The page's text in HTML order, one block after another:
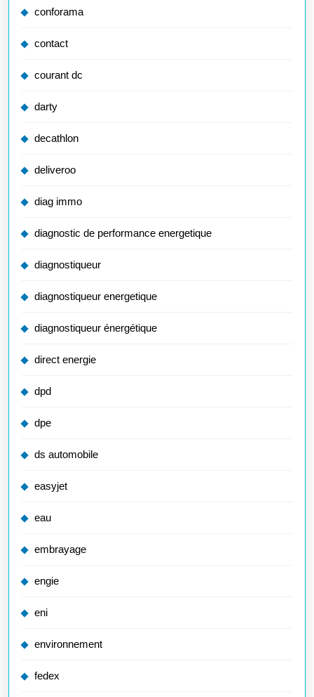
conforama
contact
courant dc
darty
decathlon
deliveroo
diag immo
diagnostic de performance energetique
diagnostiqueur
diagnostiqueur energetique
diagnostiqueur énergétique
direct energie
dpd
dpe
ds automobile
easyjet
eau
embrayage
engie
eni
environnement
fedex